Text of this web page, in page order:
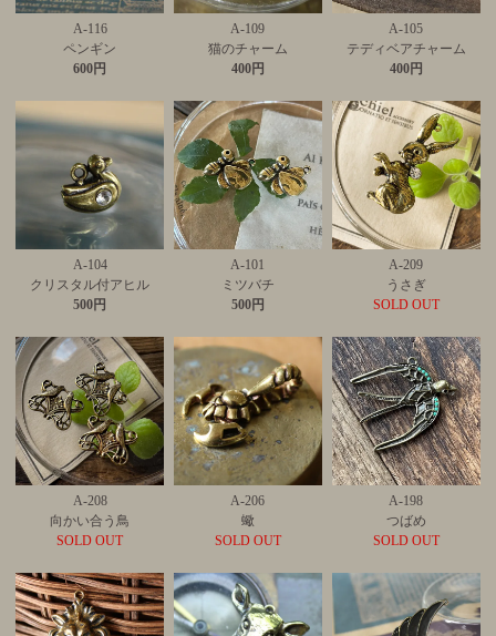
A-116
ペンギン
600円
A-109
猫のチャーム
400円
A-105
テディベアチャーム
400円
A-104
クリスタル付アヒル
500円
A-101
ミツバチ
500円
A-209
うさぎ
SOLD OUT
A-208
向かい合う鳥
SOLD OUT
A-206
蠍
SOLD OUT
A-198
つばめ
SOLD OUT